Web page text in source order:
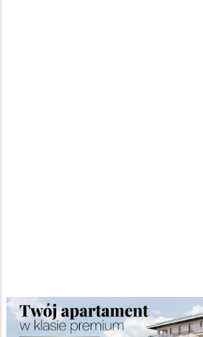
Ścieżka
Strona główna/Wiadomości/Z życia miasta
"Straż miejska w Suwałkach jest potrzebna"